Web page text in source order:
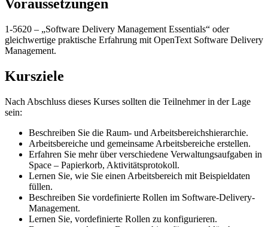
Voraussetzungen
1-5620 – „Software Delivery Management Essentials“ oder
gleichwertige praktische Erfahrung mit OpenText Software Delivery
Management.
Kursziele
Nach Abschluss dieses Kurses sollten die Teilnehmer in der Lage
sein:
Beschreiben Sie die Raum- und Arbeitsbereichshierarchie.
Arbeitsbereiche und gemeinsame Arbeitsbereiche erstellen.
Erfahren Sie mehr über verschiedene Verwaltungsaufgaben in
Space – Papierkorb, Aktivitätsprotokoll.
Lernen Sie, wie Sie einen Arbeitsbereich mit Beispieldaten
füllen.
Beschreiben Sie vordefinierte Rollen im Software-Delivery-
Management.
Lernen Sie, vordefinierte Rollen zu konfigurieren.